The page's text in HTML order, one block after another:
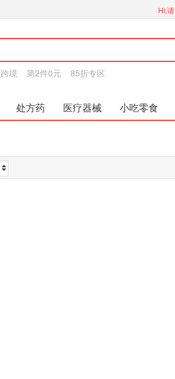
Hi,请
跨境 第2件0元 85折专区
处方药 医疗器械 小吃零食